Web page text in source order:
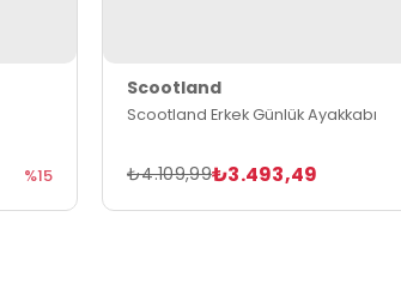
%15
Scootland
Scootland Erkek Günlük Ayakkabı
₺3.493,49
₺4.109,99